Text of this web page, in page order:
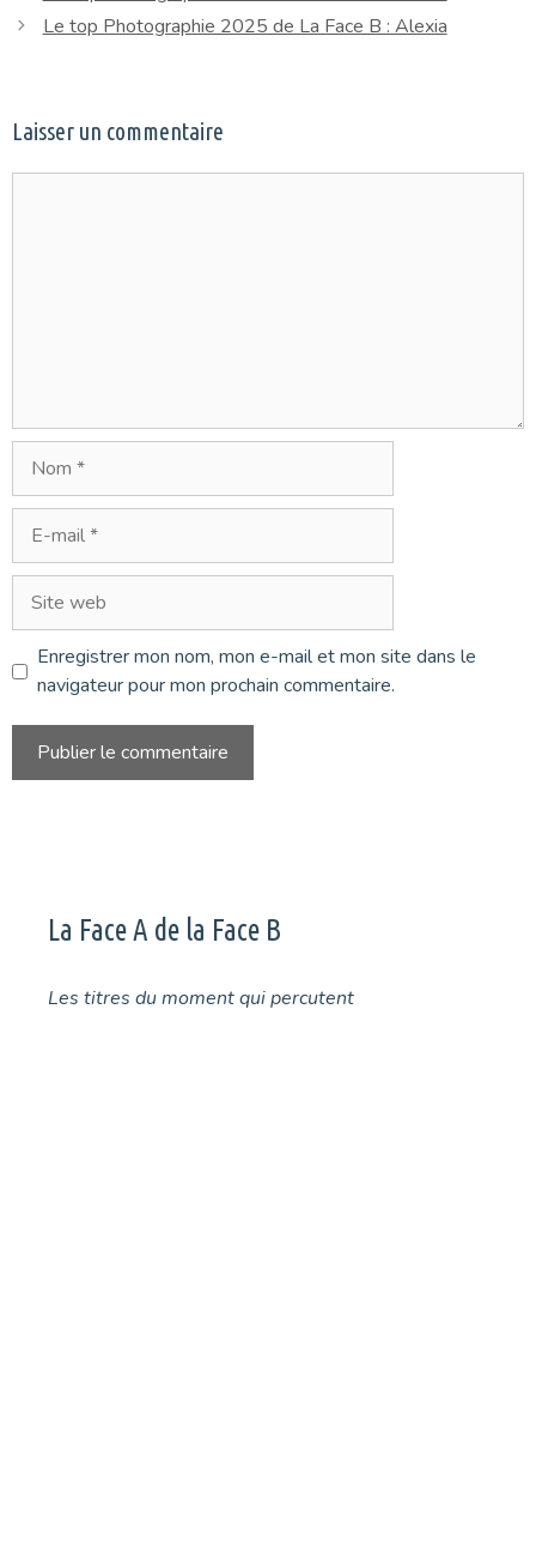
Le top Photographie 2025 de La Face B : Alexia
Laisser un commentaire
mail
web
Enregistrer mon nom, mon e-mail et mon site dans le
navigateur pour mon prochain commentaire.
La Face A de la Face B
Les titres du moment qui percutent